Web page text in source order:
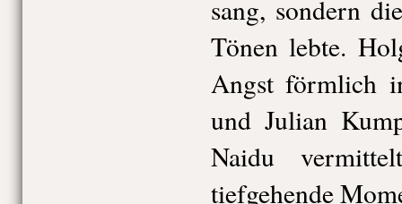
sang, sondern
Tönen lebte.
Angst förmlich
und Julian
Naidu
tiefgehende